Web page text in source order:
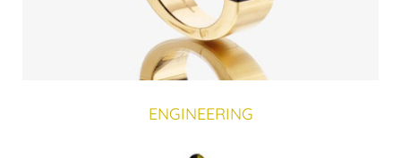
ENGINEERING